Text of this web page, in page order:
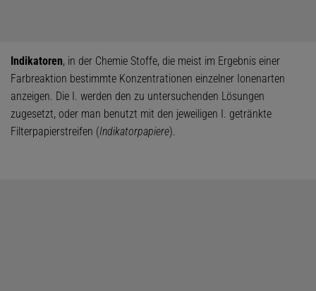
Indikatoren, in der Chemie Stoffe, die meist im Ergebnis einer
Farbreaktion bestimmte Konzentrationen einzelner Ionenarten
anzeigen. Die I. werden den zu untersuchenden Lösungen
zugesetzt, oder man benutzt mit den jeweiligen I. getränkte
Filterpapierstreifen (Indikatorpapiere).